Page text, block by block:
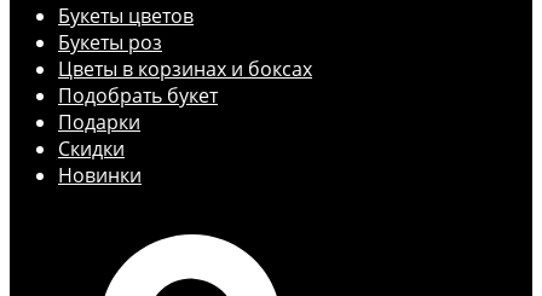
Букеты цветов
Букеты роз
Цветы в корзинах и боксах
Подобрать букет
Подарки
Скидки
Новинки